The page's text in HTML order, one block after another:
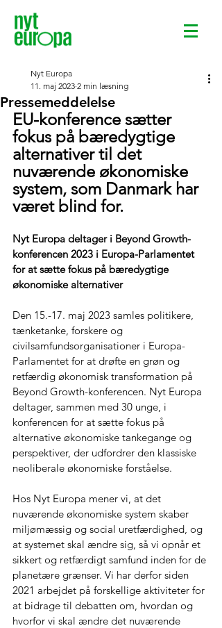
Pressemeddelelse
Nyt Europa
11. maj 2023 2 min læsning
EU-konference sætter
fokus på bæredygtige
alternativer til det
nuværende økonomiske
system, som Danmark har
været blind for.
Nyt Europa deltager i Beyond Growth-
konferencen 2023 i Europa-Parlamentet
for at sætte fokus på bæredygtige
økonomiske alternativer
Den 15.-17. maj 2023 samles politikere,
tænketanke, forskere og
civilsamfundsorganisationer i Europa-
Parlamentet for at drøfte en grøn og
retfærdig økonomisk transformation på
Beyond Growth-konferencen. Nyt Europa
deltager, sammen med 30 unge, i
konferencen for at sætte fokus på
alternative økonomiske tankegange og
perspektiver, der udfordrer den klassiske
neoliberale økonomiske forståelse.
Hos Nyt Europa mener vi, at det
nuværende økonomiske system skaber
miljømæssig og social uretfærdighed, og
at systemet skal ændre sig, så vi opnår et
sikkert og retfærdigt samfund inden for de
planetære grænser. Vi har derfor siden
2021 arbejdet på forskellige aktiviteter for
at bidrage til debatten om, hvordan og
hvorfor vi skal ændre det nuværende